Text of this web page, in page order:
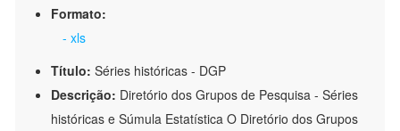
Formato:
- xls
Título: Séries históricas - DGP
Descrição: Diretório dos Grupos de Pesquisa - Séries
históricas e Súmula Estatística O Diretório dos Grupos